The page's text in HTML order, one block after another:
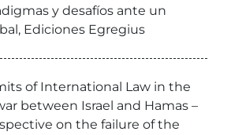
y desafíos ante un
Ediciones Egregius
of International Law in the
between Israel and Hamas –
on the failure of the